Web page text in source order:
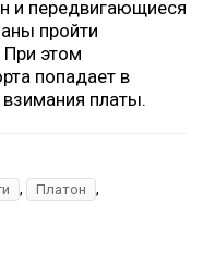
и передвигающиеся
пройти
При этом
попадает в
платы.
, Платон ,